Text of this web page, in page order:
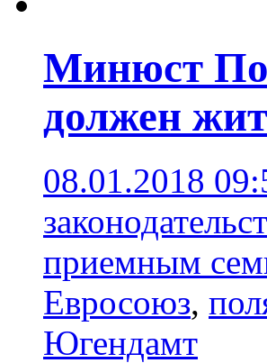
Минюст
должен
08.01.2018
приемным
Евросоюз,
Югендамт